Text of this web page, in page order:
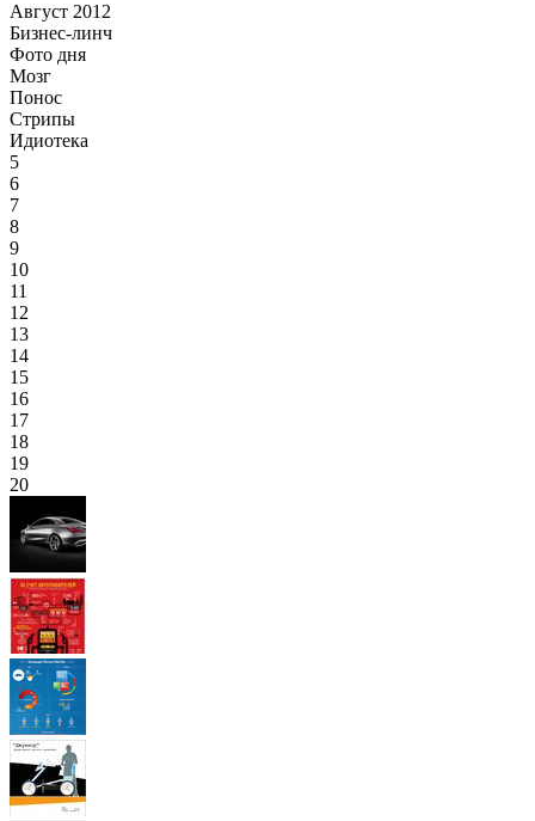
Август 2012
Бизнес-линч
Фото дня
Мозг
Понос
Стрипы
Идиотека
5
6
7
8
9
10
11
12
13
14
15
16
17
18
19
20